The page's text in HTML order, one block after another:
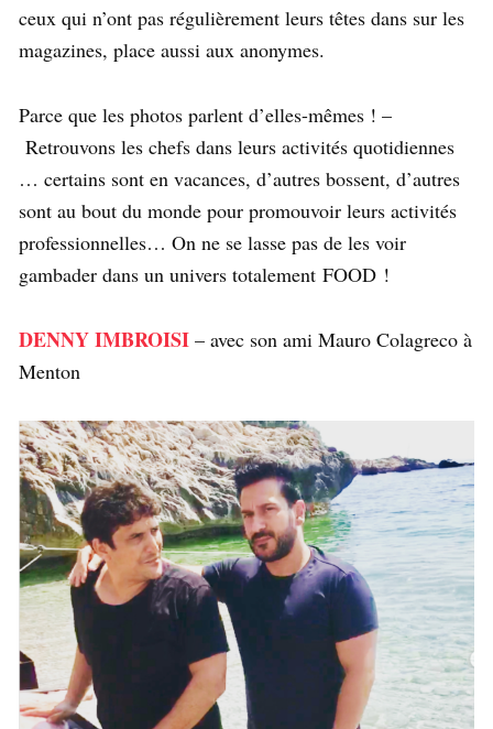
ceux qui n’ont pas régulièrement leurs têtes dans sur les
magazines, place aussi aux anonymes.
Parce que les photos parlent d’elles-mêmes ! –
Retrouvons les chefs dans leurs activités quotidiennes
… certains sont en vacances, d’autres bossent, d’autres
sont au bout du monde pour promouvoir leurs activités
professionnelles… On ne se lasse pas de les voir
gambader dans un univers totalement FOOD !
DENNY IMBROISI – avec son ami Mauro Colagreco à
Menton